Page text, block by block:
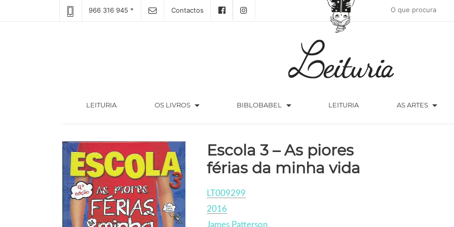
966 316 945 * Contactos
LEITURIA(CURRENT) OS LIVROS arrow_drop_down BIBLOBABEL arrow_drop_down LEITURIA AS ARTES arrow_drop_down
Escola 3 – As piores
férias da minha vida
LT009299
2016
James Patterson